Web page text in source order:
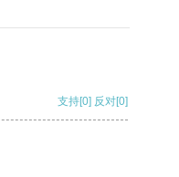
支持[0] 反对[0]